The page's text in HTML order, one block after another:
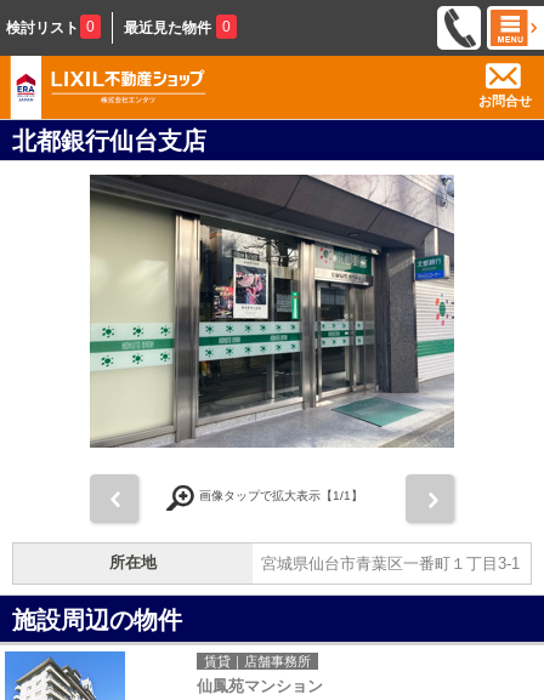
検討リスト 0 最近見た物件 0
お問合せ
北都銀行仙台支店
画像タップで拡大表示【1/1】
所在地 宮城県仙台市青葉区一番町１丁目3-1
施設周辺の物件
賃貸｜店舗事務所
仙鳳苑マンション